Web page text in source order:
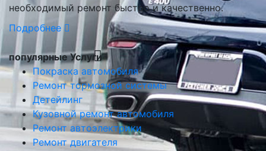
необходимый ремонт быстро и качественно.
Подробнее
популярные Услуги
Покраска автомобиля
Ремонт тормозной системы
Детейлинг
Кузовной ремонт автомобиля
Ремонт автоэлектрики
Ремонт двигателя